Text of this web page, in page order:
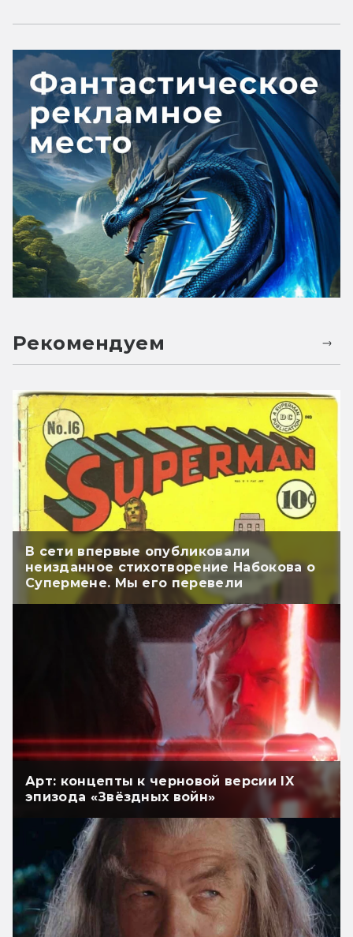
Рекомендуем
В сети впервые опубликовали
неизданное стихотворение Набокова о
Супермене. Мы его перевели
Арт: концепты к черновой версии IX
эпизода «Звёздных войн»